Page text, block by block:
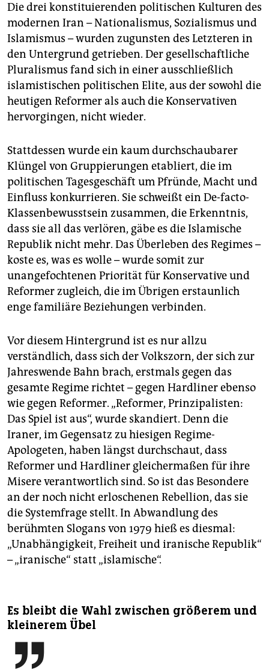
Die drei konstituierenden politischen Kulturen des
modernen Iran – Nationalismus, Sozialismus und
Islamismus – wurden zugunsten des Letzteren in
den Untergrund getrieben. Der gesellschaftliche
Pluralismus fand sich in einer ausschließlich
islamistischen politischen Elite, aus der sowohl die
heutigen Reformer als auch die Konservativen
hervorgingen, nicht wieder.
Stattdessen wurde ein kaum durchschaubarer
Klüngel von Gruppierungen etabliert, die im
politischen Tagesgeschäft um Pfründe, Macht und
Einfluss konkurrieren. Sie schweißt ein De-facto-
Klassenbewusstsein zusammen, die Erkenntnis,
dass sie all das verlören, gäbe es die Islamische
Republik nicht mehr. Das Überleben des Regimes –
koste es, was es wolle – wurde somit zur
unangefochtenen Priorität für Konservative und
Reformer zugleich, die im Übrigen erstaunlich
enge familiäre Beziehungen verbinden.
Vor diesem Hintergrund ist es nur allzu
verständlich, dass sich der Volkszorn, der sich zur
Jahreswende Bahn brach, erstmals gegen das
gesamte Regime richtet – gegen Hardliner ebenso
wie gegen Reformer. „Reformer, Prinzipalisten:
Das Spiel ist aus“, wurde skandiert. Denn die
Iraner, im Gegensatz zu hiesigen Regime-
Apologeten, haben längst durchschaut, dass
Reformer und Hardliner gleichermaßen für ihre
Misere verantwortlich sind. So ist das Besondere
an der noch nicht erloschenen Rebellion, das sie
die Systemfrage stellt. In Abwandlung des
berühmten Slogans von 1979 hieß es diesmal:
„Unabhängigkeit, Freiheit und iranische Republik“
– „iranische“ statt „islamische“.
Es bleibt die Wahl zwischen größerem und
kleinerem Übel
